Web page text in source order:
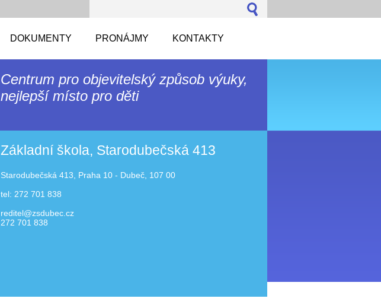
DOKUMENTY PRONÁJMY KONTAKTY
Centrum pro objevitelský způsob výuky,
nejlepší místo pro děti
Základní škola, Starodubečská 413
Starodubečská 413, Praha 10 - Dubeč, 107 00
tel: 272 701 838
reditel@zsdubec.cz
272 701 838